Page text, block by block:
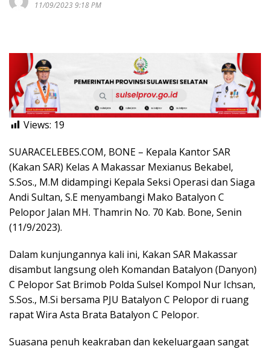
11/09/2023 9:18 PM
Views: 19
SUARACELEBES.COM, BONE – Kepala Kantor SAR
(Kakan SAR) Kelas A Makassar Mexianus Bekabel,
S.Sos., M.M didampingi Kepala Seksi Operasi dan Siaga
Andi Sultan, S.E menyambangi Mako Batalyon C
Pelopor Jalan MH. Thamrin No. 70 Kab. Bone, Senin
(11/9/2023).
Dalam kunjungannya kali ini, Kakan SAR Makassar
disambut langsung oleh Komandan Batalyon (Danyon)
C Pelopor Sat Brimob Polda Sulsel Kompol Nur Ichsan,
S.Sos., M.Si bersama PJU Batalyon C Pelopor di ruang
rapat Wira Asta Brata Batalyon C Pelopor.
Suasana penuh keakraban dan kekeluargaan sangat